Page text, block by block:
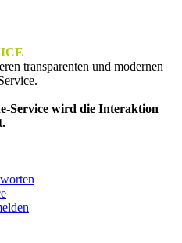
transparenten und modernen
Service wird die Interaktion